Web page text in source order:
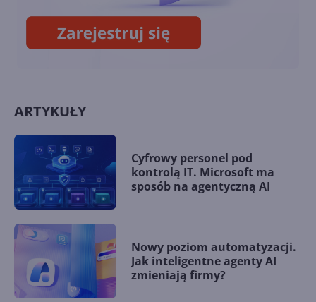
ARTYKUŁY
Cyfrowy personel pod
kontrolą IT. Microsoft ma
sposób na agentyczną AI
Nowy poziom automatyzacji.
Jak inteligentne agenty AI
zmieniają firmy?